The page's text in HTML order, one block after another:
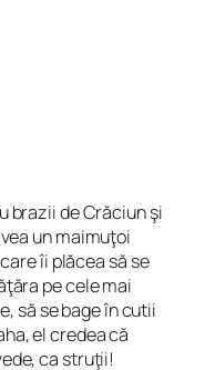
brazii de Crăciun şi
un maimuţoi
îi plăcea să se
pe cele mai
să se bage în cutii
el credea că
ca struţii!